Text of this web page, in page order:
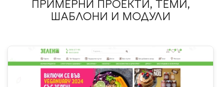
ПРИМЕРНИ ПРОЕКТИ, ТЕМИ,
ШАБЛОНИ И МОДУЛИ